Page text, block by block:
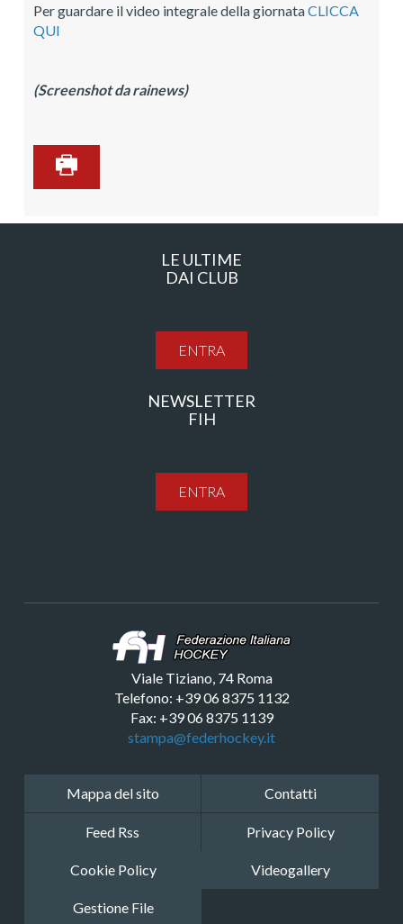
Per guardare il video integrale della giornataCLICCA
QUI
(Screenshot da rainews)
LE ULTIME
DAI CLUB
ENTRA
NEWSLETTER
FIH
ENTRA
Viale Tiziano, 74 Roma
Telefono: +39 06 8375 1132
Fax: +39 06 8375 1139
stampa@federhockey.it
Mappa del sito Contatti
Feed Rss Privacy Policy
Cookie Policy Videogallery
Gestione File